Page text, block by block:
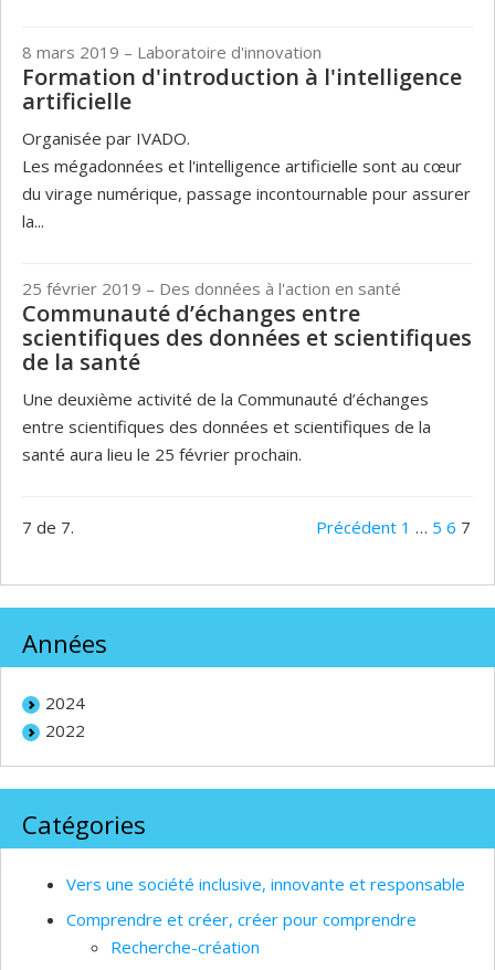
8 mars 2019 – Laboratoire d'innovation
Formation d'introduction à l'intelligence
artificielle
Organisée par IVADO.
Les mégadonnées et l'intelligence artificielle sont au cœur
du virage numérique, passage incontournable pour assurer
la...
25 février 2019 – Des données à l'action en santé
Communauté d’échanges entre
scientifiques des données et scientifiques
de la santé
Une deuxième activité de la Communauté d’échanges
entre scientifiques des données et scientifiques de la
santé aura lieu le 25 février prochain.
7 de 7. Précédent 1 … 5 6 7
Années
2024
2022
Catégories
Vers une société inclusive, innovante et responsable
Comprendre et créer, créer pour comprendre
Recherche-création